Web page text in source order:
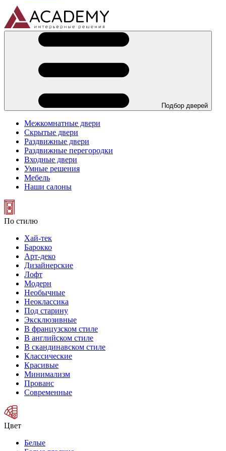
Подбор дверей
Межкомнатные двери
Скрытые двери
Раздвижные двери
Раздвижные перегородки
Входные двери
Умные решения
Мебель
Наши салоны
По стилю
Хай-тек
Барокко
Арт-деко
Дизайнерские
Лофт
Модерн
Необычные
Неоклассика
Под старину
Эксклюзивные
В французском стиле
В английском стиле
В скандинавском стиле
Классические
Красивые
Минимализм
Прованс
Современные
Цвет
Белые